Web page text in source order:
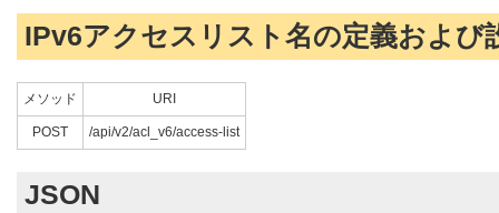
IPv6アクセスリスト名の定義および
メソッド URI
POST /api/v2/acl_v6/access-list
JSON